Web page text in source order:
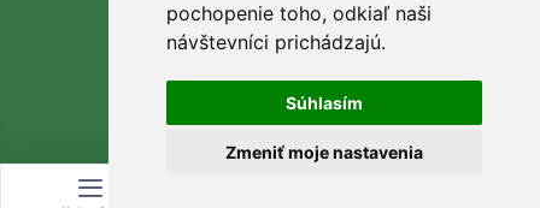
pochopenie toho, odkiaľ naši
návštevníci prichádzajú.
Súhlasím
Zmeniť moje nastavenia